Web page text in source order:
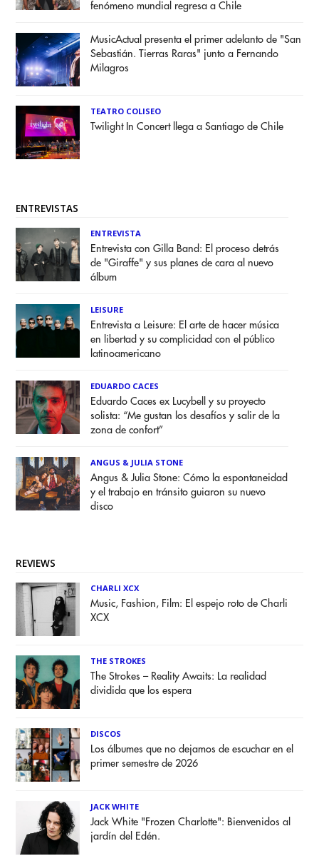
fenómeno mundial regresa a Chile
MusicActual presenta el primer adelanto de "San
Sebastián. Tierras Raras" junto a Fernando
Milagros
TEATRO COLISEO
Twilight In Concert llega a Santiago de Chile
ENTREVISTAS
ENTREVISTA
Entrevista con Gilla Band: El proceso detrás
de "Giraffe" y sus planes de cara al nuevo
álbum
LEISURE
Entrevista a Leisure: El arte de hacer música
en libertad y su complicidad con el público
latinoamericano
EDUARDO CACES
Eduardo Caces ex Lucybell y su proyecto
solista: “Me gustan los desafíos y salir de la
zona de confort”
ANGUS & JULIA STONE
Angus & Julia Stone: Cómo la espontaneidad
y el trabajo en tránsito guiaron su nuevo
disco
REVIEWS
CHARLI XCX
Music, Fashion, Film: El espejo roto de Charli
XCX
THE STROKES
The Strokes – Reality Awaits: La realidad
dividida que los espera
DISCOS
Los álbumes que no dejamos de escuchar en el
primer semestre de 2026
JACK WHITE
Jack White "Frozen Charlotte": Bienvenidos al
jardín del Edén.